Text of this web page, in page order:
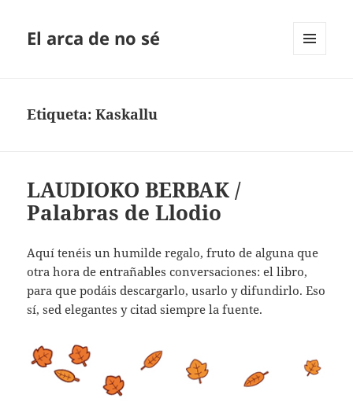
El arca de no sé
Etiqueta:Kaskallu
LAUDIOKO BERBAK /
Palabras de Llodio
Aquí tenéis un humilde regalo, fruto de alguna que
otra hora de entrañables conversaciones: el libro,
para que podáis descargarlo, usarlo y difundirlo. Eso
sí, sed elegantes y citad siempre la fuente.